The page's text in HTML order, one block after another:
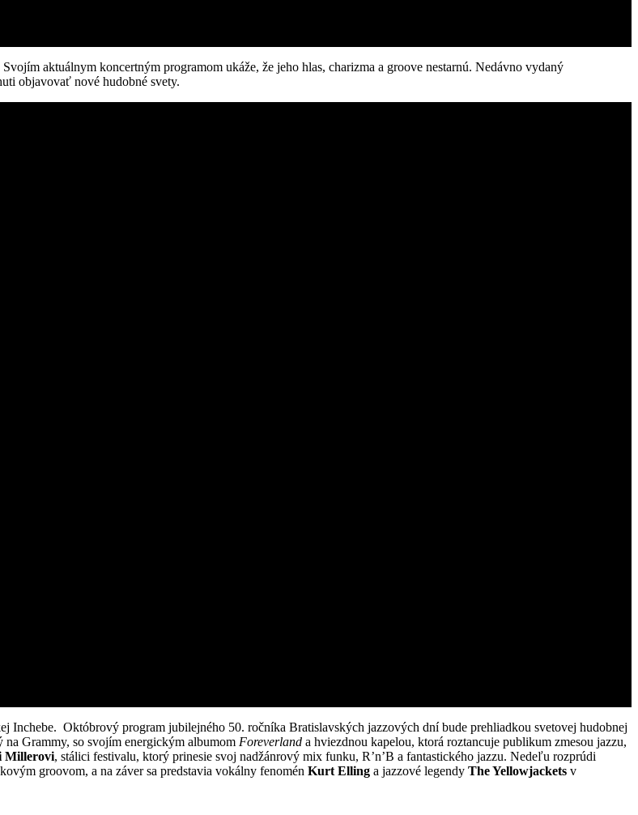
aktuálnym koncertným programom ukáže, že jeho hlas, charizma a groove nestarnú. Nedávno vydaný
objavovať nové hudobné svety.
Inchebe. Októbrový program jubilejného 50. ročníka Bratislavských jazzových dní bude prehliadkou svetovej hudobnej
na Grammy, so svojím energickým albumom Foreverland a hviezdnou kapelou, ktorá roztancuje publikum zmesou jazzu,
Millerovi, stálici festivalu, ktorý prinesie svoj nadžánrový mix funku, R’n’B a fantastického jazzu. Nedeľu rozprúdi
groovom, a na záver sa predstavia vokálny fenomén Kurt Elling a jazzové legendy The Yellowjackets v